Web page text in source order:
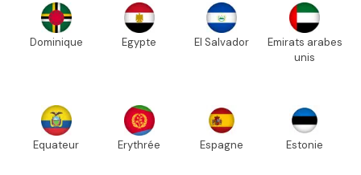
Dominique Egypte El Salvador
Emirats arabes
unis
Equateur Erythrée Espagne Estonie